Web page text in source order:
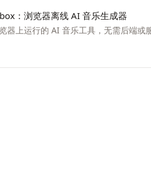
：浏览器离线 AI 音乐生成器
器上运行的 AI 音乐工具，无需后端或